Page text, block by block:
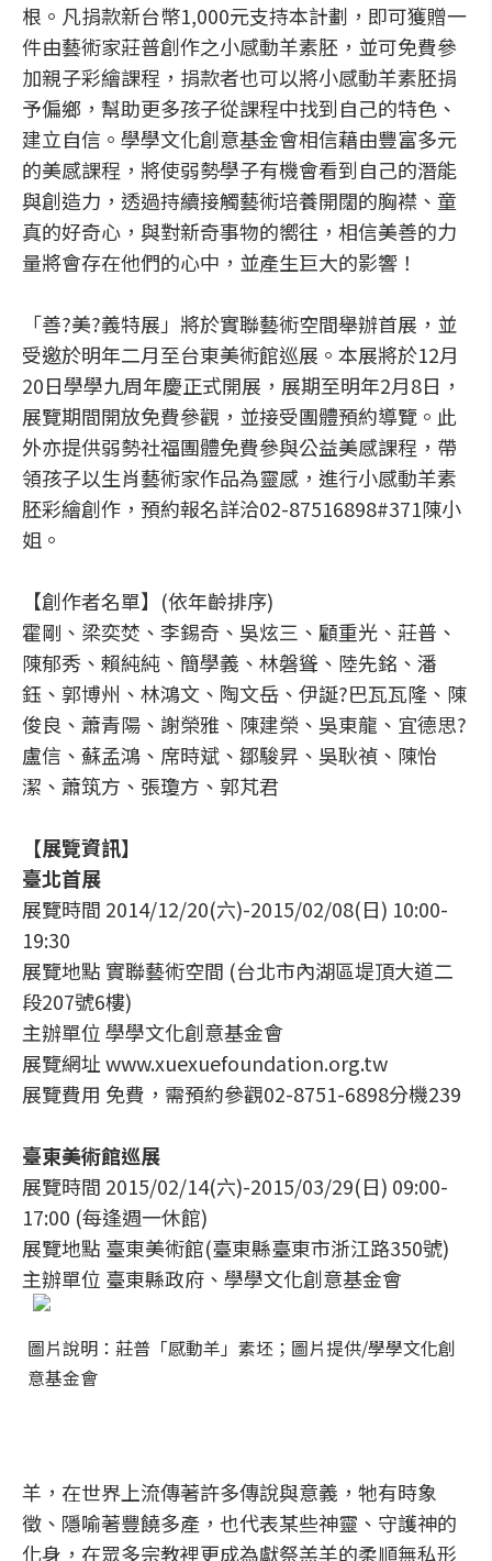
根。凡捐款新台幣1,000元支持本計劃，即可獲贈一
件由藝術家莊普創作之小感動羊素胚，並可免費參
加親子彩繪課程，捐款者也可以將小感動羊素胚捐
予偏鄉，幫助更多孩子從課程中找到自己的特色、
建立自信。學學文化創意基金會相信藉由豐富多元
的美感課程，將使弱勢學子有機會看到自己的潛能
與創造力，透過持續接觸藝術培養開闊的胸襟、童
真的好奇心，與對新奇事物的嚮往，相信美善的力
量將會存在他們的心中，並產生巨大的影響！
「善?美?義特展」將於實聯藝術空間舉辦首展，並
受邀於明年二月至台東美術館巡展。本展將於12月
20日學學九周年慶正式開展，展期至明年2月8日，
展覽期間開放免費參觀，並接受團體預約導覽。此
外亦提供弱勢社福團體免費參與公益美感課程，帶
領孩子以生肖藝術家作品為靈感，進行小感動羊素
胚彩繪創作，預約報名詳洽02-87516898#371陳小
姐。
【創作者名單】(依年齡排序)
霍剛、梁奕焚、李錫奇、吳炫三、顧重光、莊普、
陳郁秀、賴純純、簡學義、林磐聳、陸先銘、潘
鈺、郭博州、林鴻文、陶文岳、伊誕?巴瓦瓦隆、陳
俊良、蕭青陽、謝榮雅、陳建榮、吳東龍、宜德思?
盧信、蘇孟鴻、席時斌、鄒駿昇、吳耿禎、陳怡
潔、蕭筑方、張瓊方、郭芃君
【展覽資訊】
臺北首展
展覽時間 2014/12/20(六)-2015/02/08(日) 10:00-
19:30
展覽地點 實聯藝術空間 (台北市內湖區堤頂大道二
段207號6樓)
主辦單位 學學文化創意基金會
展覽網址 www.xuexuefoundation.org.tw
展覽費用 免費，需預約參觀02-8751-6898分機239
臺東美術館巡展
展覽時間 2015/02/14(六)-2015/03/29(日) 09:00-
17:00 (每逢週一休館)
展覽地點 臺東美術館(臺東縣臺東市浙江路350號)
主辦單位 臺東縣政府、學學文化創意基金會
圖片說明：莊普「感動羊」素坯；圖片提供/學學文化創
意基金會
羊，在世界上流傳著許多傳說與意義，牠有時象
徵、隱喻著豐饒多產，也代表某些神靈、守護神的
化身，在眾多宗教裡更成為獻祭羔羊的柔順無私形